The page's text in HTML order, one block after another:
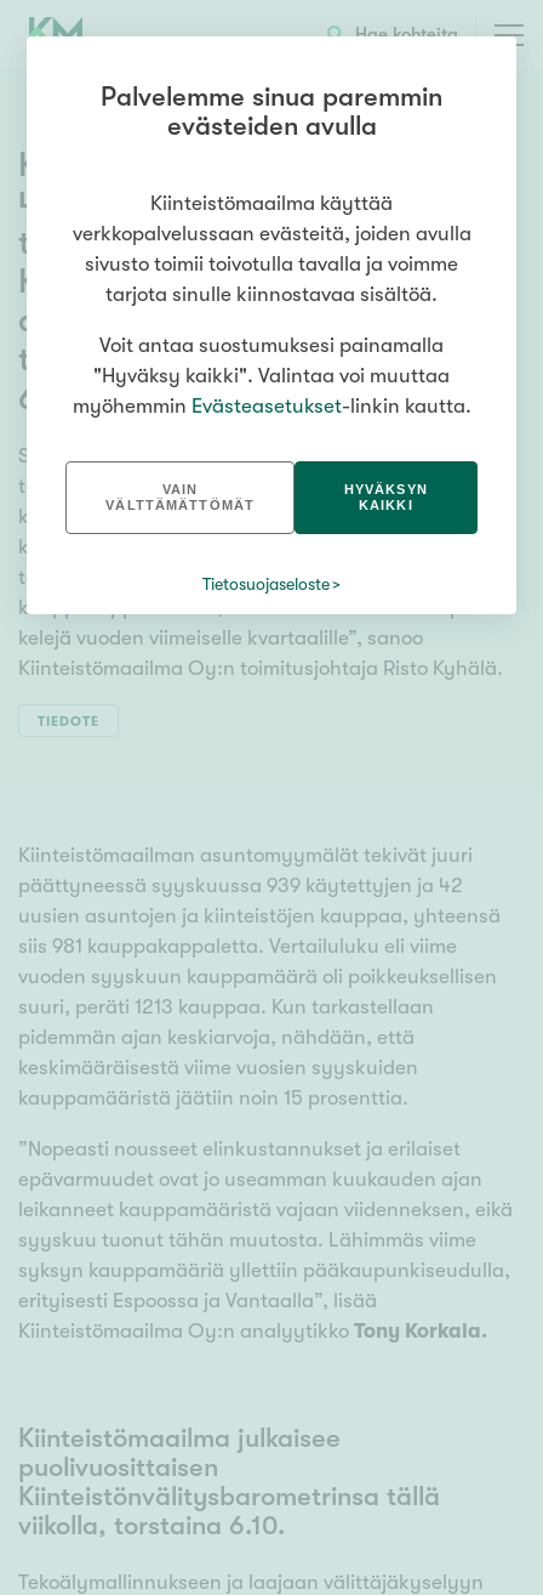
Hae kohteita
Kiinteistömaailman Pulssi
4.10.2022: Jälleen noin
tuhannen kaupan syyskuu –
Kiinteistömaailman
asuntomarkkinaennuste
tulevalle 12 kk:lle julkaistaan
6.10.
Suomen suurin kiinteistönvälittäjä Kiinteistömaailma
teki juuri päättyneessä syyskuussa 981 asunto- ja
kiinteistökauppaa. ”Yllätyimme positiivisesti siitä, että
kauppamäärä ylsi syyskuussakin viime kuukausien
tavanomaisille tasoille eli noin tuhanteen
kauppakappaleeseen, mutta odotamme kovempia
kelejä vuoden viimeiselle kvartaalille”, sanoo
Kiinteistömaailma Oy:n toimitusjohtaja Risto Kyhälä.
TIEDOTE
Kiinteistömaailman asuntomyymälät tekivät juuri
päättyneessä syyskuussa 939 käytettyjen ja 42
uusien asuntojen ja kiinteistöjen kauppaa, yhteensä
siis 981 kauppakappaletta. Vertailuluku eli viime
vuoden syyskuun kauppamäärä oli poikkeuksellisen
suuri, peräti 1213 kauppaa. Kun tarkastellaan
pidemmän ajan keskiarvoja, nähdään, että
keskimääräisestä viime vuosien syyskuiden
kauppamääristä jäätiin noin 15 prosenttia.
”Nopeasti nousseet elinkustannukset ja erilaiset
epävarmuudet ovat jo useamman kuukauden ajan
leikanneet kauppamääristä vajaan viidenneksen, eikä
syyskuu tuonut tähän muutosta. Lähimmäs viime
syksyn kauppamääriä yllettiin pääkaupunkiseudulla,
erityisesti Espoossa ja Vantaalla”, lisää
Kiinteistömaailma Oy:n analyytikko Tony Korkala.
Kiinteistömaailma julkaisee
puolivuosittaisen
Kiinteistönvälitysbarometrinsa tällä
viikolla, torstaina 6.10.
Tekoälymallinnukseen ja laajaan välittäjäkyselyyn
Palvelemme sinua paremmin
evästeiden avulla
Kiinteistömaailma käyttää
verkkopalvelussaan evästeitä, joiden avulla
sivusto toimii toivotulla tavalla ja voimme
tarjota sinulle kiinnostavaa sisältöä.
Voit antaa suostumuksesi painamalla
"Hyväksy kaikki". Valintaa voi muuttaa
myöhemmin Evästeasetukset-linkin kautta.
VAIN
VÄLTTÄMÄTTÖMÄT
HYVÄKSYN
KAIKKI
Tietosuojaseloste